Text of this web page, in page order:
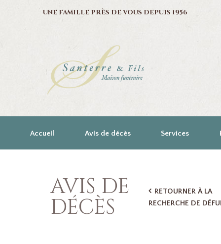
UNE FAMILLE PRÈS DE VOUS DEPUIS 1956
Accueil Avis de décès Services
AVIS DE
DÉCÈS
RETOURNER À LA
RECHERCHE DE